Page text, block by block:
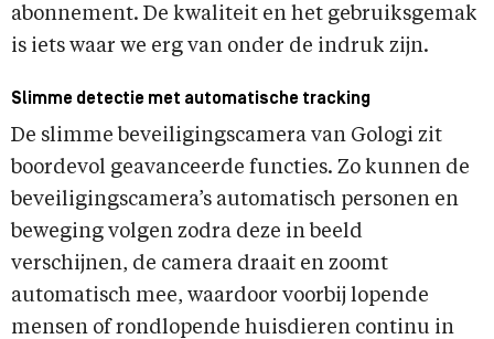
abonnement. De kwaliteit en het gebruiksgemak
is iets waar we erg van onder de indruk zijn.
Slimme detectie met automatische tracking
De slimme beveiligingscamera van Gologi zit
boordevol geavanceerde functies. Zo kunnen de
beveiligingscamera’s automatisch personen en
beweging volgen zodra deze in beeld
verschijnen, de camera draait en zoomt
automatisch mee, waardoor voorbij lopende
mensen of rondlopende huisdieren continu in